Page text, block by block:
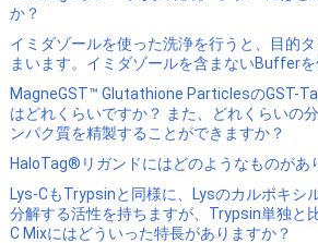
か？
イミダゾールを使った洗浄を行うと、目的
まいます。イミダゾールを含まないBuffer
MagneGST™ Glutathione ParticlesのGST-
はどれくらいですか？ また、どれくらいの
ンパク質を精製することができますか？
HaloTag®リガンドにはどのようなものがあ
Lys-CもTrypsinと同様に、Lysのカルボキシ
分解する活性を持ちますが、Trypsin単独と
C Mixにはどういった特長がありますか？